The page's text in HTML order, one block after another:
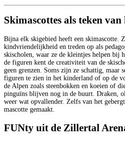
Skimascottes als teken
Bijna elk skigebied heeft een skimascotte.
kindvriendelijkheid en treden op als
skischolen, waar ze de kleintjes helpen bij
de figuren kent de creativiteit van de
geen grenzen. Soms zijn ze schattig, maar
figuren te zien in het kinderland of op de
de Alpen zoals steenbokken en koeien of
pinguïns blijven nog in de buurt. Draken,
weer wat opvallender. Zelfs van het
mascotte gemaakt.
FUNty uit de Zillertal